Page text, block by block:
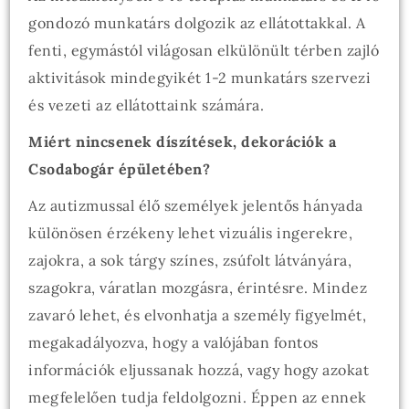
gondozó munkatárs dolgozik az ellátottakkal. A
fenti, egymástól világosan elkülönült térben zajló
aktivitások mindegyikét 1-2 munkatárs szervezi
és vezeti az ellátottaink számára.
Miért nincsenek díszítések, dekorációk a
Csodabogár épületében?
Az autizmussal élő személyek jelentős hányada
különösen érzékeny lehet vizuális ingerekre,
zajokra, a sok tárgy színes, zsúfolt látványára,
szagokra, váratlan mozgásra, érintésre. Mindez
zavaró lehet, és elvonhatja a személy figyelmét,
megakadályozva, hogy a valójában fontos
információk eljussanak hozzá, vagy hogy azokat
megfelelően tudja feldolgozni. Éppen az ennek